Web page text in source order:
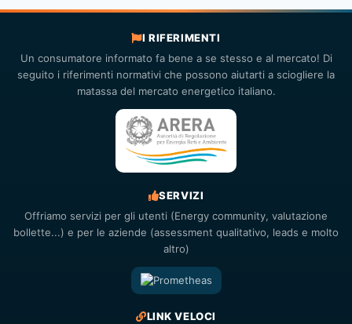
I RIFERIMENTI
Un consumatore informato fa bene a se stesso e al mercato! Di
seguito i riferimenti normativi che possono aiutarti a sciogliere la
matassa del mercato energetico italiano.
SERVIZI
Offriamo servizi per gli utenti (Energy community, valutazione
bollette...) e per le aziende (assessment qualitativo, leads e molto
altro)
LINK VELOCI